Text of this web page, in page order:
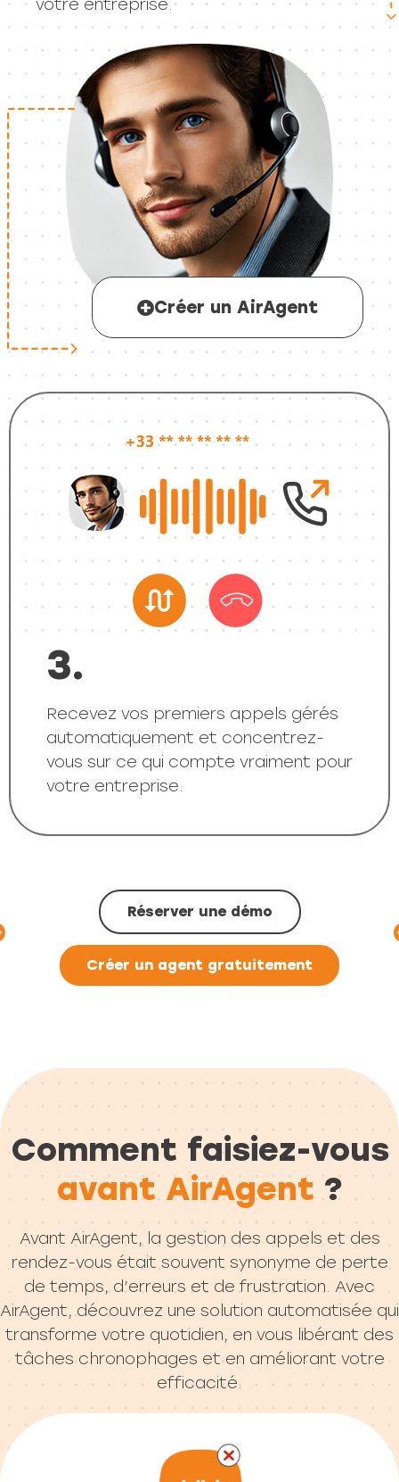
votre entreprise.
Créer un AirAgent
3.
Recevez vos premiers appels gérés
automatiquement et concentrez-
vous sur ce qui compte vraiment pour
votre entreprise.
Réserver une démo
Créer un agent gratuitement
Comment faisiez-vous
avant AirAgent ?
Avant AirAgent, la gestion des appels et des
rendez-vous était souvent synonyme de perte
de temps, d’erreurs et de frustration. Avec
AirAgent, découvrez une solution automatisée qui
transforme votre quotidien, en vous libérant des
tâches chronophages et en améliorant votre
efficacité.